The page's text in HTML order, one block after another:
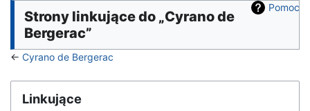
Pomoc
Strony linkujące do „Cyrano de
Bergerac”
← Cyrano de Bergerac
Linkujące